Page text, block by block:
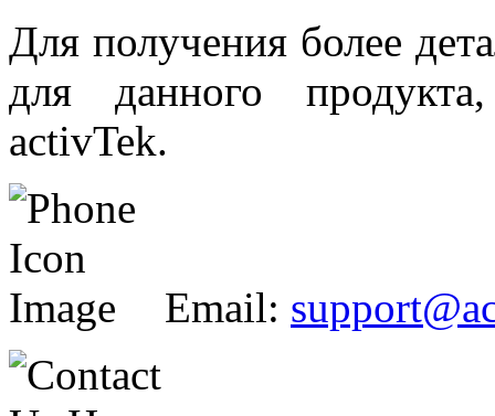
Для получения более
для данного
activTek.
Email: